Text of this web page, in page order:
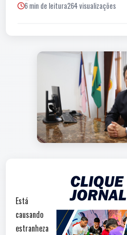
6 min de leitura264 visualizações
Está
causando
estranheza